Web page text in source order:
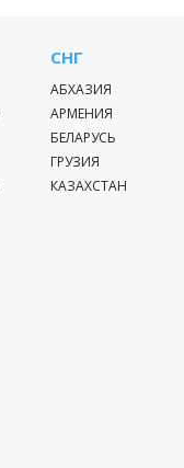
СНГ
АБХАЗИЯ
АРМЕНИЯ
БЕЛАРУСЬ
ГРУЗИЯ
КАЗАХСТАН